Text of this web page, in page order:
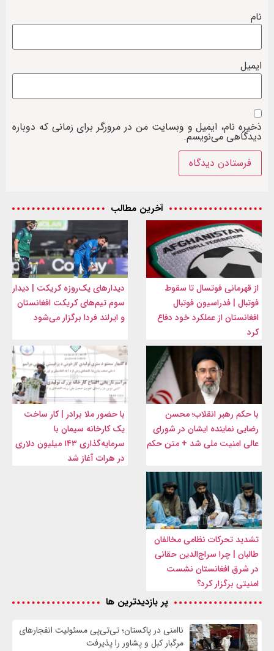
نام
ایمیل
ذخیره نام، ایمیل و وبسایت من در مرورگر برای زمانی که دوباره
دیدگاهی می‌نویسم.
آخرین مطالب
از قهرمانی فوتسال تا سقوط
فوتبال | فدراسیون فوتبال
افغانستان از عملکرد خود دفاع
کرد
دیدارهای یک‌روزه کریکت | دیدار
سوم تیم‌های کریکت افغانستان
و ایرلند فردا برگزار می‌شود
با حکم رهبر انقلاب؛ محسن
رضایی نماینده ایشان در شورای
عالی امنیت ملی شد + متن حکم
با حضور ملا برادر | کار ساخت
یک کارخانه سیمان با
سرمایه‌گذاری ۱۴۳ میلیون دلاری
در هرات آغاز شد
تشدید تحرکات نظامی مخالفان
طالبان | چرا سراج‌الدین حقانی
در شرق افغانستان نشست
امنیتی برگزار کرد؟
پر بازدیدترین ها
ناامنی در پاکستان؛ تی‌تی‌پی مسئولیت انفجارهای
مرگبار کبل و پشاور را پذیرفت